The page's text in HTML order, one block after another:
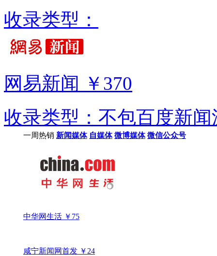
收录类型：
网易新闻 ￥370
收录类型：不包百度新闻
一周热销 新闻媒体 自媒体 微博媒体 微信公众号
中华网生活 ￥75
咸宁新闻网首发 ￥24